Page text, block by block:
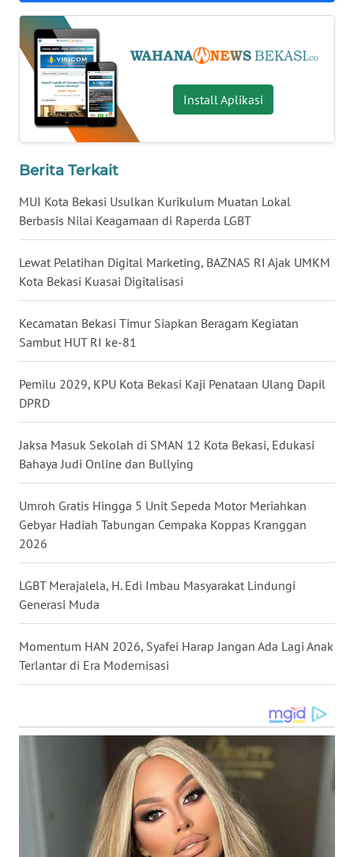
Install Aplikasi
Berita Terkait
MUI Kota Bekasi Usulkan Kurikulum Muatan Lokal
Berbasis Nilai Keagamaan di Raperda LGBT
Lewat Pelatihan Digital Marketing, BAZNAS RI Ajak UMKM
Kota Bekasi Kuasai Digitalisasi
Kecamatan Bekasi Timur Siapkan Beragam Kegiatan
Sambut HUT RI ke-81
Pemilu 2029, KPU Kota Bekasi Kaji Penataan Ulang Dapil
DPRD
Jaksa Masuk Sekolah di SMAN 12 Kota Bekasi, Edukasi
Bahaya Judi Online dan Bullying
Umroh Gratis Hingga 5 Unit Sepeda Motor Meriahkan
Gebyar Hadiah Tabungan Cempaka Koppas Kranggan
2026
LGBT Merajalela, H. Edi Imbau Masyarakat Lindungi
Generasi Muda
Momentum HAN 2026, Syafei Harap Jangan Ada Lagi Anak
Terlantar di Era Modernisasi
WN
KALTARA
WN
KALSEL
KALTIM
SULSEL
WN
GORONTALO
WN
SULUT
WN
MALUKU
WN
MALUT
WN
DAIRI
WN
DANAU
NIAS